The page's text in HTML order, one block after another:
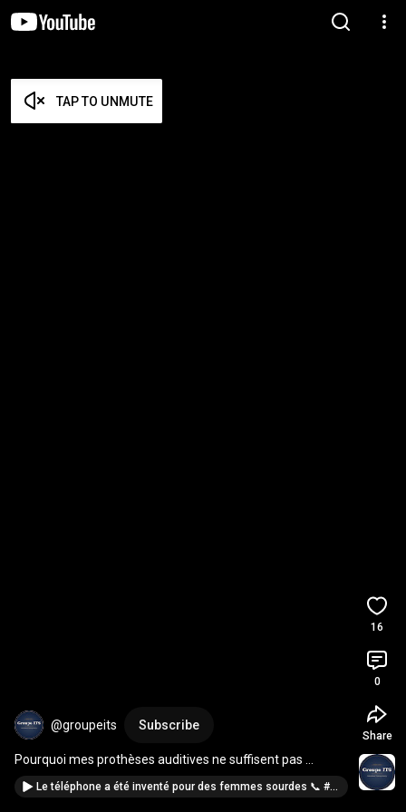
TAP TO UNMUTE
@groupeits Subscribe
#shorts #accessibilité
Le téléphone a été inventé pour des femmes sourdes 📞 #shorts
16
0
Share